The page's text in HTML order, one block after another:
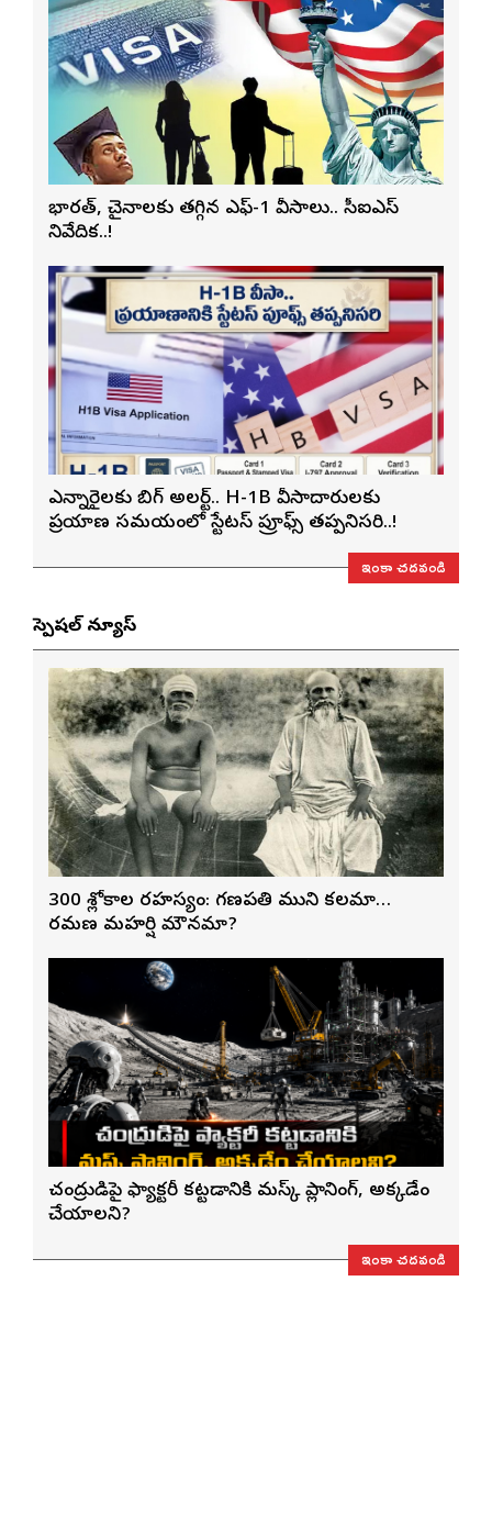
భారత్, చైనాలకు తగ్గిన ఎఫ్-1 వీసాలు.. సీఐఎస్
నివేదిక..!
ఎన్నారైలకు బిగ్ అలర్ట్.. H-1B వీసాదారులకు
ప్రయాణ సమయంలో స్టేటస్ ప్రూఫ్స్ తప్పనిసరి..!
ఇంకా చదవండి
స్పెషల్ న్యూస్
300 శ్లోకాల రహస్యం: గణపతి ముని కలమా…
రమణ మహర్షి మౌనమా?
చంద్రుడిపై ఫ్యాక్టరీ కట్టడానికి మస్క్ ప్లానింగ్, అక్కడేం
చేయాలని?
ఇంకా చదవండి